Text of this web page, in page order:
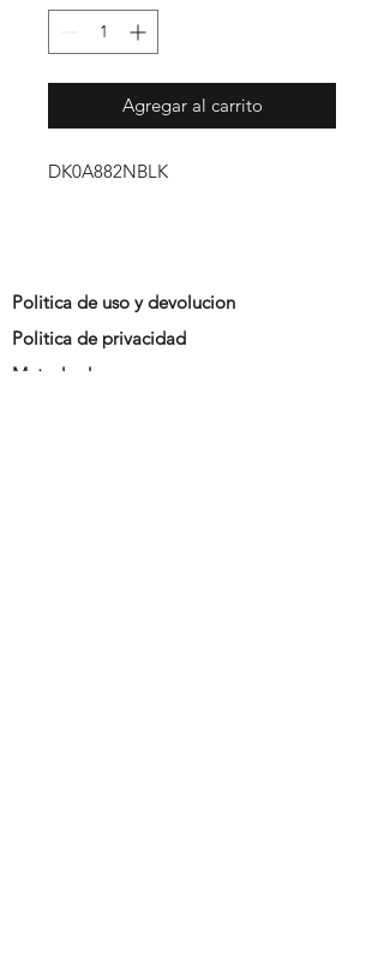
Agregar al carrito
DK0A882NBLK
Politica de uso y devolucion
Politica de privacidad
Metodo de pago